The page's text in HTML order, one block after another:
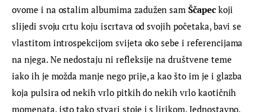
ovome i na ostalim albumima zadužen sam Ščapec koji
slijedi svoju crtu koju iscrtava od svojih početaka, bavi se
vlastitom introspekcijom svijeta oko sebe i referencijama
na njega. Ne nedostaju ni refleksije na društvene teme
iako ih je možda manje nego prije, a kao što im je i glazba
koja pulsira od nekih vrlo pitkih do nekih vrlo kaotičnih
momenata, isto tako stvari stoje i s lirikom. Jednostavno,